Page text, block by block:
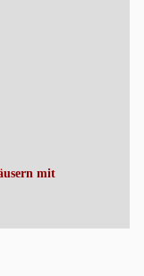
mit